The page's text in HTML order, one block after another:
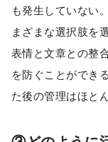
も発生していない
まざまな選択肢を
表情と文章との整
を防ぐことができ
た後の管理はほと